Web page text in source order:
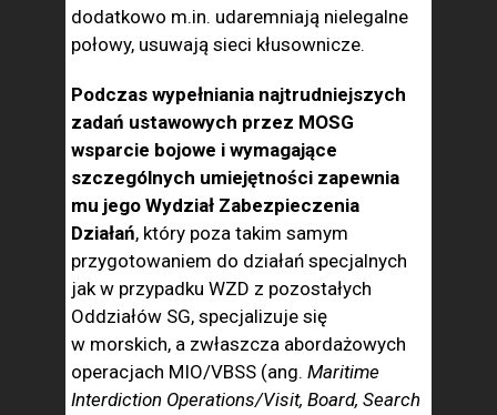
dodatkowo m.in. udaremniają nielegalne
połowy, usuwają sieci kłusownicze.
Podczas wypełniania najtrudniejszych
zadań ustawowych przez MOSG
wsparcie bojowe i wymagające
szczególnych umiejętności zapewnia
mu jego Wydział Zabezpieczenia
Działań, który poza ta­kim samym
przygotowaniem do działań specjalnych
jak w przypad­ku WZD z pozostałych
Oddziałów SG, specjalizuje się
w morskich, a zwłaszcza abordażowych
operacjach MIO/VBSS (ang. Maritime
Interdiction Operations/Visit, Board, Search